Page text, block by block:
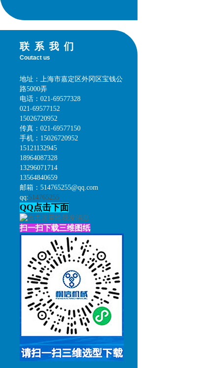
联系我们
Coutact us
地址：上海市嘉定区外冈区宝钱公
路5000弄
电话：021-69577328
021-69577152
15026720952
传真：021-69577150
手机：15026720952
15121132945
18964087328
13296071714
13564840659
邮箱：514765255@qq.com
qq:514765255
QQ点击下面
扫一扫下载三维图纸